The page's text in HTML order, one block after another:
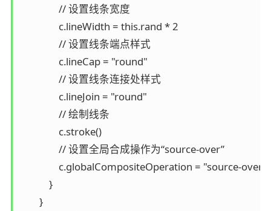
                // 设置线条宽度
                c.lineWidth = this.rand * 2
                // 设置线条端点样式
                c.lineCap = "round"
                // 设置线条连接处样式
                c.lineJoin = "round"
                // 绘制线条
                c.stroke()
                // 设置全局合成操作为“source-over”
                c.globalCompositeOperation = "source-over"
            }
        }